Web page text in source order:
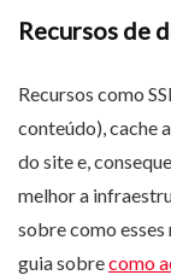
Recursos de
Recursos como
conteúdo), cache
do site e,
melhor a
sobre como
guia sobrecomo